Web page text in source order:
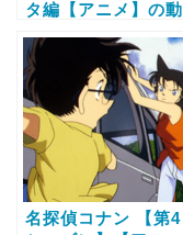
タ編【アニメ】の動
と無料で全話視聴す
る方法
名探偵コナン 【第4